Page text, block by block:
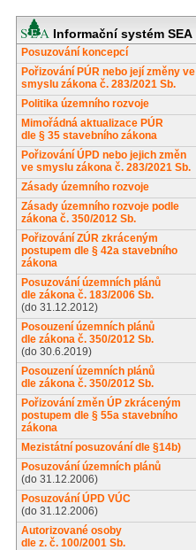
Informační systém SEA
Posuzování koncepcí
Pořizování PÚR nebo její změny ve
smyslu zákona č. 283/2021 Sb.
Politika územního rozvoje
Mimořádná aktualizace PÚR
dle § 35 stavebního zákona
Pořizování ÚPD nebo jejich změn
ve smyslu zákona č. 283/2021 Sb.
Zásady územního rozvoje
Zásady územního rozvoje podle
zákona č. 350/2012 Sb.
Pořizování ZÚR zkráceným
postupem dle § 42a stavebního
zákona
Posuzování územních plánů
dle zákona č. 183/2006 Sb.
(do 31.12.2012)
Posouzení územních plánů
dle zákona č. 350/2012 Sb.
(do 30.6.2019)
Posouzení územních plánů
dle zákona č. 350/2012 Sb.
Pořizování změn ÚP zkráceným
postupem dle § 55a stavebního
zákona
Mezistátní posuzování dle §14b)
Posuzování územních plánů
(do 31.12.2006)
Posuzování ÚPD VÚC
(do 31.12.2006)
Autorizované osoby
dle z. č. 100/2001 Sb.